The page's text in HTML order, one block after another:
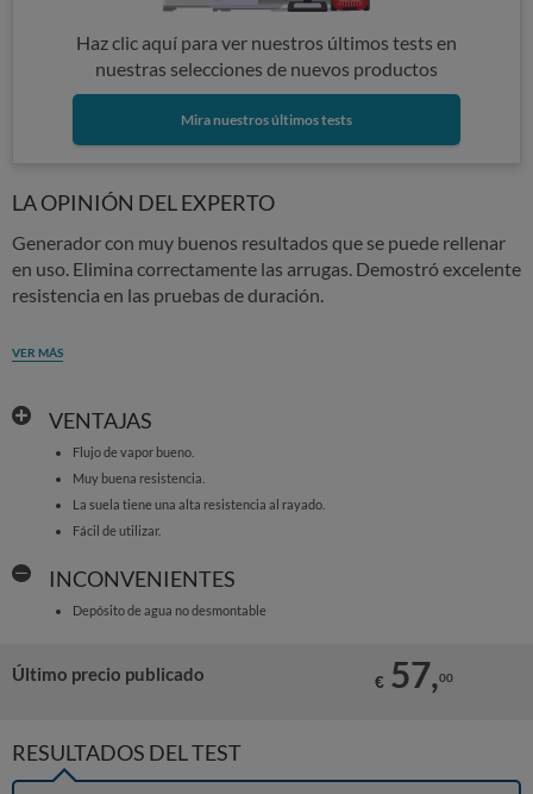
Haz clic aquí para ver nuestros últimos tests en
nuestras selecciones de nuevos productos
Mira nuestros últimos tests
LA OPINIÓN DEL EXPERTO
Generador con muy buenos resultados que se puede rellenar
en uso. Elimina correctamente las arrugas. Demostró excelente
resistencia en las pruebas de duración.
VER MÁS
VENTAJAS
Flujo de vapor bueno.
Muy buena resistencia.
La suela tiene una alta resistencia al rayado.
Fácil de utilizar.
INCONVENIENTES
Depósito de agua no desmontable
Último precio publicado € 57,00
RESULTADOS DEL TEST